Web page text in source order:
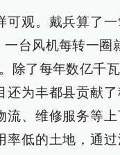
可观。戴兵算了
一台风机每转一圈
除了每年数亿千
还为丰都县贡献
流、维修服务等
率低的土地，通